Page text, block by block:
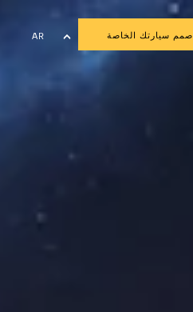
صمم سيارتك الخاصة
AR